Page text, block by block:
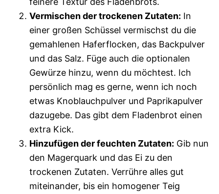
Vermischen der trockenen Zutaten: In
einer großen Schüssel vermischst du die
gemahlenen Haferflocken, das Backpulver
und das Salz. Füge auch die optionalen
Gewürze hinzu, wenn du möchtest. Ich
persönlich mag es gerne, wenn ich noch
etwas Knoblauchpulver und Paprikapulver
dazugebe. Das gibt dem Fladenbrot einen
extra Kick.
Hinzufügen der feuchten Zutaten: Gib nun
den Magerquark und das Ei zu den
trockenen Zutaten. Verrühre alles gut
miteinander, bis ein homogener Teig